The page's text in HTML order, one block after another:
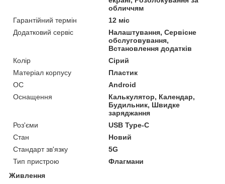
обличчям
Гарантійний термін
12 міс
Додатковий сервіс
Налаштування, Сервісне
обслуговування,
Встановлення додатків
Колір
Сірий
Матеріал корпусу
Пластик
ОС
Android
Оснащення
Калькулятор, Календар,
Будильник, Швидке
заряджання
Роз'єми
USB Type-C
Стан
Новий
Стандарт зв'язку
5G
Тип пристрою
Флагмани
Живлення